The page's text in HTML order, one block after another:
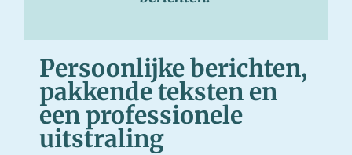
Persoonlijke berichten,
pakkende teksten en
een professionele
uitstraling